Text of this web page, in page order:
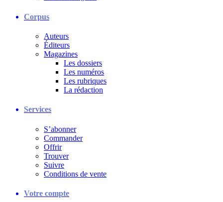
Corpus
Auteurs
Éditeurs
Magazines
Les dossiers
Les numéros
Les rubriques
La rédaction
Services
S’abonner
Commander
Offrir
Trouver
Suivre
Conditions de vente
Votre compte